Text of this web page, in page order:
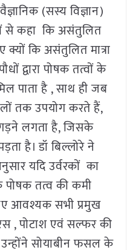
(सस्य विज्ञान)
से कहा कि असंतुलित
कि असंतुलित मात्रा
द्वारा पोषक तत्वों के
पाता है , साथ ही जब
तक उपयोग करते हैं,
लगता है, जिसके
है। डॉ बिल्लोरे ने
यदि उर्वरकों का
पोषक तत्व की कमी
आवश्यक सभी प्रमुख
, पोटाश एवं सल्फर की
उन्होंने सोयाबीन फसल के